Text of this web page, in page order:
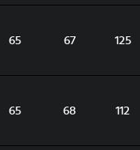
65 67 125
65 68 112